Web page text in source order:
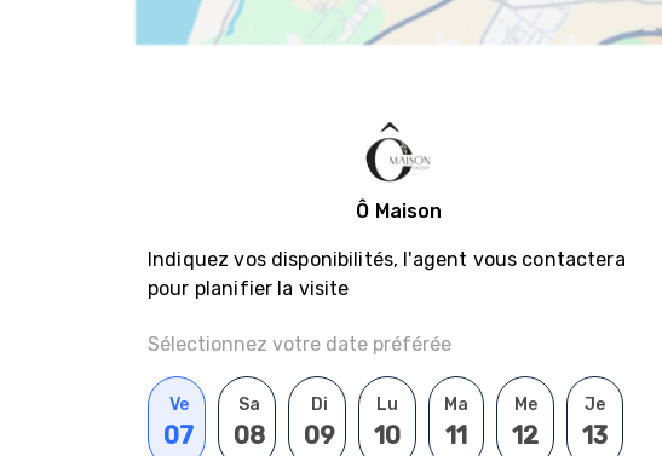
Ô Maison
Indiquez vos disponibilités, l'agent vous contactera
pour planifier la visite
Sélectionnez votre date préférée
Ve
07
Sa
08
Di
09
Lu
10
Ma
11
Me
12
Je
13